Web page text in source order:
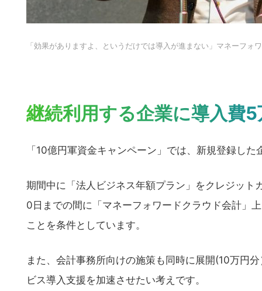
「効果がありますよ、というだけでは導入が進まない」マネーフォ
継続利用する企業に導入費
「10億円軍資金キャンペーン」では、新規登録し
期間中に「法人ビジネス年額プラン」をクレジッ
0日までの間に「マネーフォワードクラウド会計」
ことを条件としています。
また、会計事務所向けの施策も同時に展開(10万円
ビス導入支援を加速させたい考えです。
の
サ
ト
す